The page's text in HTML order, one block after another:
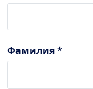
Фамилия *